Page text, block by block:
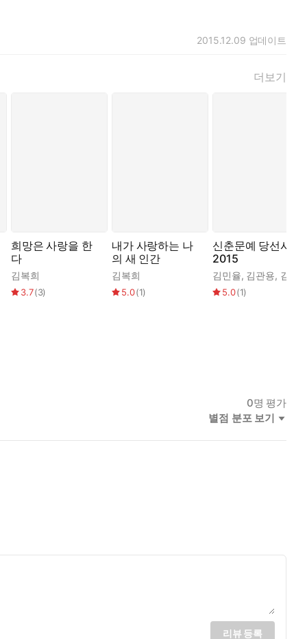
2015.12.09 업데이트
더보기
윤후,신동옥
이소호 ,박세미,성다영 ,윤유나
희망은 사랑을 한
다
김복희
3.7(3)
내가 사랑하는 나
의 새 인간
김복희
5.0(1)
신춘문예 당선시집
2015
김민율, 김관용, 김복희
5.0(1)
0명 평가
별점 분포 보기
리뷰 등록